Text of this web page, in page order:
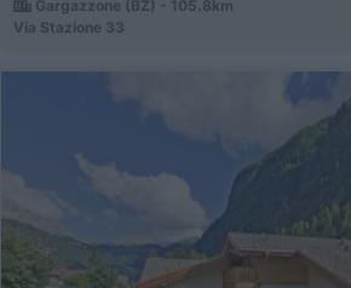
Gargazzone (BZ) - 105.8km
Via Stazione 33